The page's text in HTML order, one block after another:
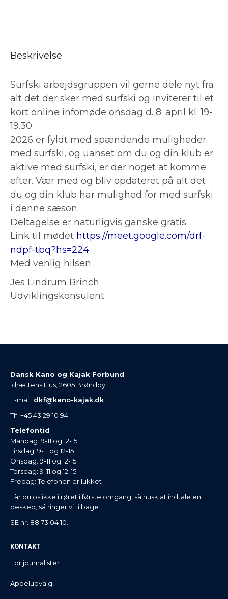
Beskrivelse
Surfski arbejdsgruppen vil gerne dele nyt fra
alt det der sker med surfski og inviterer til et
kort online infomøde onsdag d. 8. april kl. 19-
19.30.
2026 er fyldt med spændende muligheder
med surfski, og uanset om du og din klub er
aktive med surfski, er der noget at komme
efter. Vær med og bliv opdateret på alt det
du og din klub har mulighed for med surfski
i denne sæson.
Deltagelse er naturligvis ganske gratis.
Link til mødet https://meet.google.com/drf-
ndpf-tbq?hs=224
Med venlig hilsen
Jes Lindrum Brinch
Udviklingskonsulent
Dansk Kano og Kajak Forbund
Idrættens Hus, 2605 Brøndby
E-mail: dkf@kano-kajak.dk
Tlf: +45 43 29 10 94
Telefontid
Mandag: 9-11 og 12-15
Tirsdag: 9-11 og 12-15
Onsdag: 9-11 og 12-15
Torsdag: 9-11 og 12-15
Fredag: Telefonen er lukket
Får du os ikke i røret i første omgang, så husk at indtale en
besked, så ringer vi tilbage.
SE nr. 88 73 04 10.
KONTAKT
For journalister
Appeludvalg